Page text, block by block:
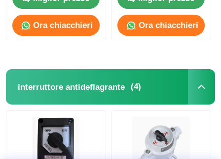
Ora chiacchieri
pericolose
Ora chiacchieri
interruttore antideflagrante (4)